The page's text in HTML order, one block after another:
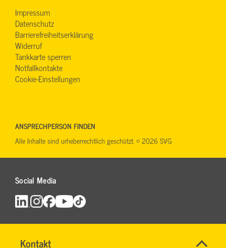
Kontakt
Name*
Schnell
Impressum
Datenschutz
Barrierefreiheitserklärung
Widerruf
Tankkarte sperren
Notfallkontakte
Cookie-Einstellungen
Social Media
ANSPRECHPERSON FINDEN
Alle Inhalte sind urheberrechtlich geschützt. © 2026 SVG